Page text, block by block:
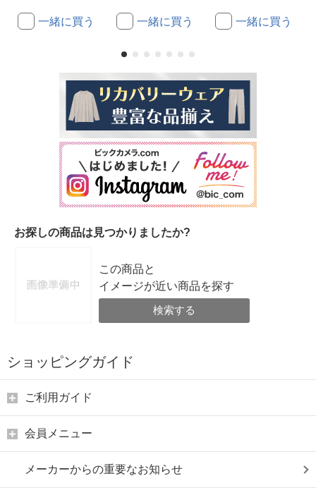
一緒に買う 一緒に買う 一緒に買う
お探しの商品は見つかりましたか?
この商品と
イメージが近い商品を探す
検索する
ショッピングガイド
ご利用ガイド
会員メニュー
メーカーからの重要なお知らせ